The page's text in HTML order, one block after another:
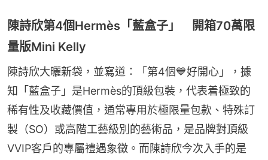
陳詩欣第4個Hermès「藍盒子」 開箱70萬限
量版Mini Kelly
陳詩欣大曬新袋，並寫道：「第4個💙好開心」，據
知「藍盒子」是Hermès的頂級包裝，代表着極致的
稀有性及收藏價值，通常專用於極限量包款、特殊訂
製（SO）或高階工藝級別的藝術品，是品牌對頂級
VVIP客戶的專屬禮遇象徵。而陳詩欣今次入手的是